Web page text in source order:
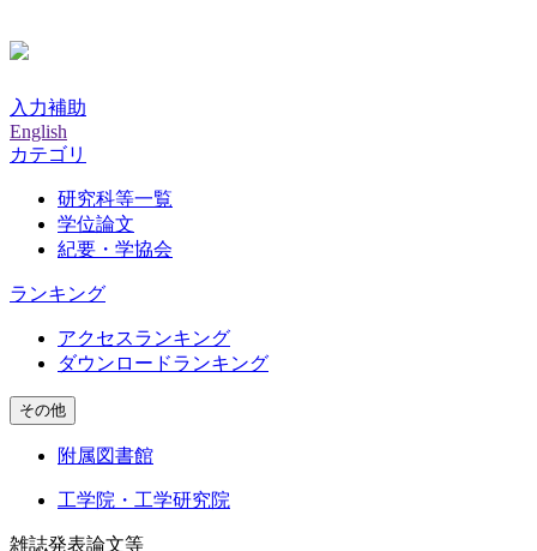
入力補助
English
カテゴリ
研究科等一覧
学位論文
紀要・学協会
ランキング
アクセスランキング
ダウンロードランキング
その他
附属図書館
工学院・工学研究院
雑誌発表論文等